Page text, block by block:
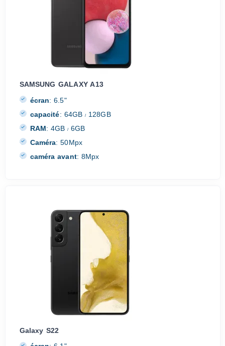
SAMSUNG GALAXY A13
écran: 6.5"
capacité: 64GB/ 128GB
RAM: 4GB/ 6GB
Caméra: 50Mpx
caméra avant: 8Mpx
Galaxy S22